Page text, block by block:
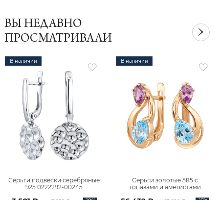
ВЫ НЕДАВНО
ПРОСМАТРИВАЛИ
В наличии
Серьги подвески серебряные
925 0222292-00245
В наличии
Серьги золотые 585 с
топазами и аметистами